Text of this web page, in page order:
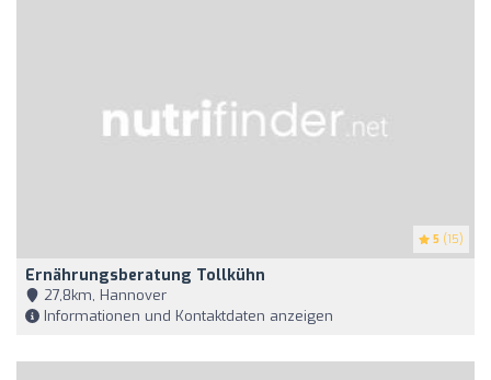
5 (15)
Ernährungsberatung Tollkühn
27,8km, Hannover
Informationen und Kontaktdaten anzeigen